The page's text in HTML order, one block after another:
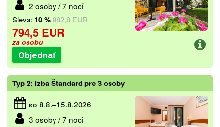
2 osoby / 7 nocí
Sleva: 10 %882,8 EUR
794,5 EUR
za osobu
Objednať
Typ 2: izba Štandard pre 3 osoby
so 8.8.–15.8.2026
3 osoby / 7 nocí